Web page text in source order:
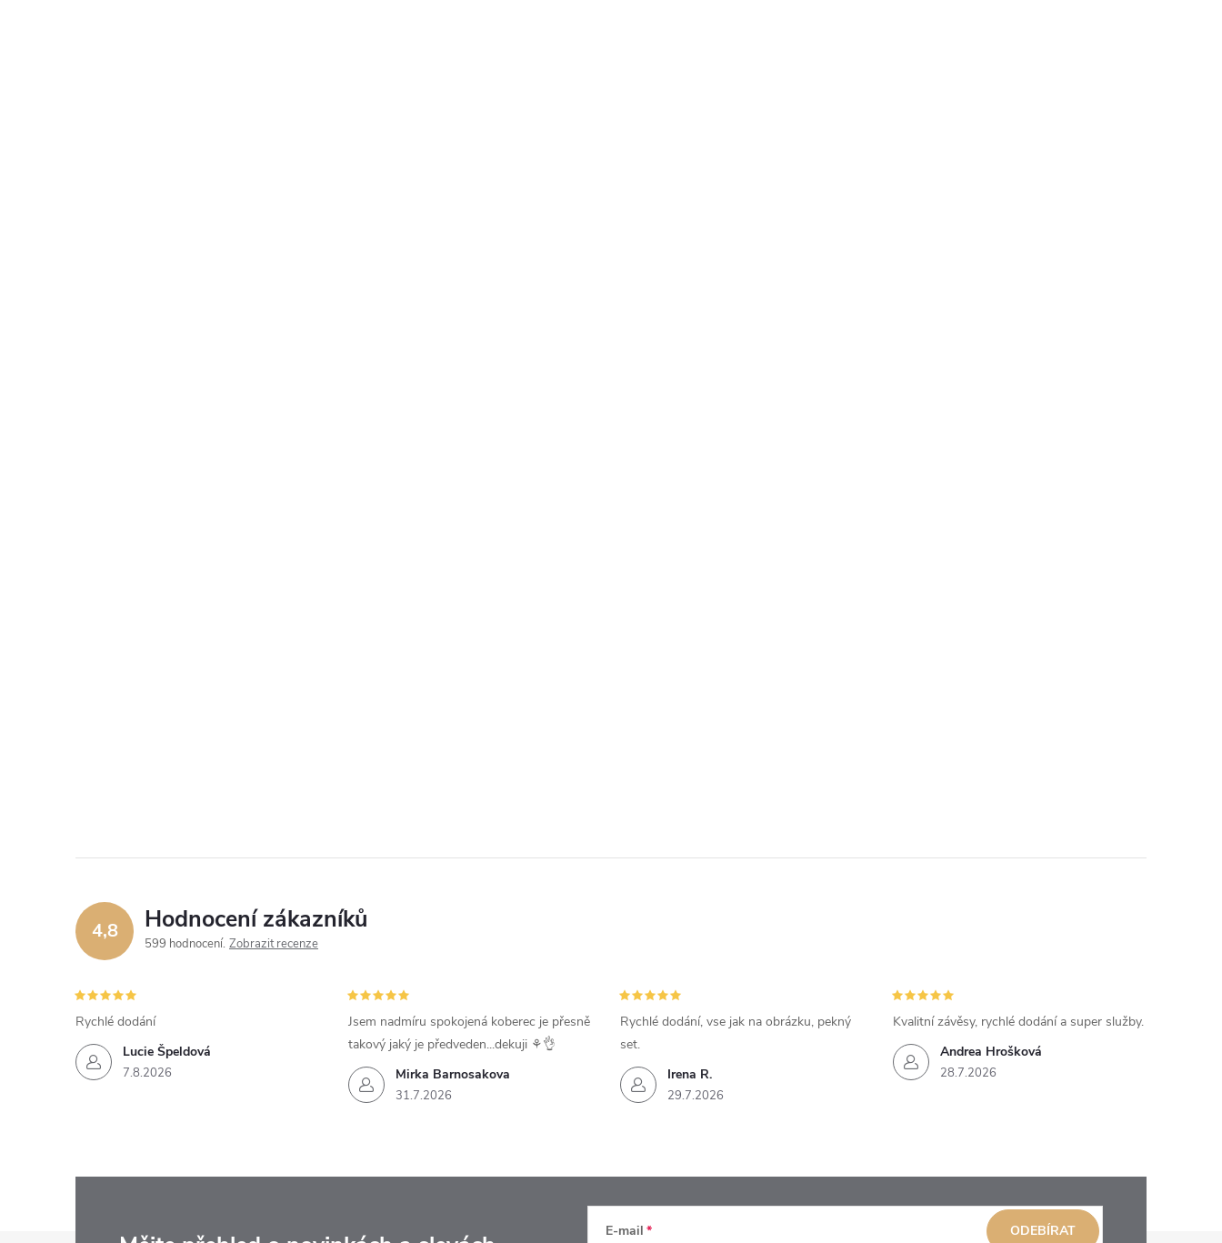
4,8 Hodnocení zákazníků
599 hodnocení Zobrazit recenze
Lucie Špeldová
7.8.2026
Rychlé dodání
Mirka Barnosakova
31.7.2026
Jsem nadmíru spokojená koberec je přesně
takový jaký je předveden...dekuji ⚘️👌
Irena R.
29.7.2026
Rychlé dodání, vse jak na obrázku, pekný
set.
Andrea Hrošková
28.7.2026
Kvalitní závěsy, rychlé dodání a super služby.
E-mail ODEBÍRAT